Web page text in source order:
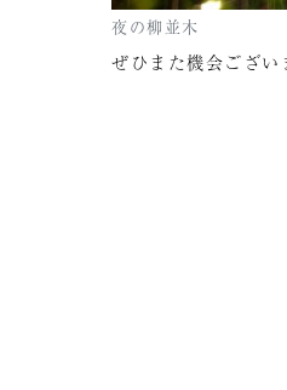
夜の柳並木
ぜひまた機会ござい